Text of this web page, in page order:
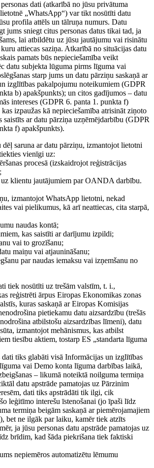
dati (atkarībā no jūsu privātuma
„WhatsApp“) var tikt nosūtīti datu
profila attēls un tālruņa numurs. Datu
jums sniegt citus personas datus tikai tad, ja
lai atbildētu uz jūsu jautājumu vai risinātu
attiecas saziņa. Atkarībā no situācijas datu
pamats būs nepieciešamība veikt
datu subjekta lūguma pirms līguma vai
starp jums un datu pārziņu saskaņā ar
izglītības pakalpojumu noteikumiem (GDPR
b) apakšpunkts); un citos gadījumos – datu
intereses (GDPR 6. panta 1. punkta f)
izpaužas kā nepieciešamība atrisināt ziņoto
saistīts ar datu pārziņa uzņēmējdarbību (GDPR
f) apakšpunkts).
dēļ saruna ar datu pārziņu, izmantojot lietotni
vienīgi uz:
procesā (izskaidrojot reģistrācijas
uz klientu jautājumiem par OANDA darbību.
izmantojot WhatsApp lietotni, nekad
vai pielikumus, kā arī neattiecas, cita starpā,
naudas kontā;
kas saistīti ar darījumu izpildi;
vai to grozīšanu;
maiņu vai atjaunināšanu;
par naudas iemaksu vai izņemšanu no
tiek nosūtīti uz trešām valstīm, t. i.,
reģistrēti ārpus Eiropas Ekonomikas zonas
kuras saskaņā ar Eiropas Komisijas
pietiekamu datu aizsardzību (trešās
atbilstošu aizsardzības līmeni), datu
izmantojot mehānismus, kas atbilst
tiesību aktiem, tostarp ES „standarta līguma
dati tiks glabāti visā Informācijas un izglītības
vai Demo konta līguma darbības laikā,
– likumā noteiktā noilguma termiņa
datu apstrāde pamatojas uz Pārzinim
dati tiks apstrādāti tik ilgi, cik
leģitīmo interešu īstenošanai (jo īpaši līdz
termiņa beigām saskaņā ar piemērojamajiem
bet ne ilgāk par laiku, kamēr tiek atzīts
ja jūsu personas datu apstrāde pamatojas uz
brīdim, kad šāda piekrišana tiek faktiski
nepiemēros automatizētu lēmumu